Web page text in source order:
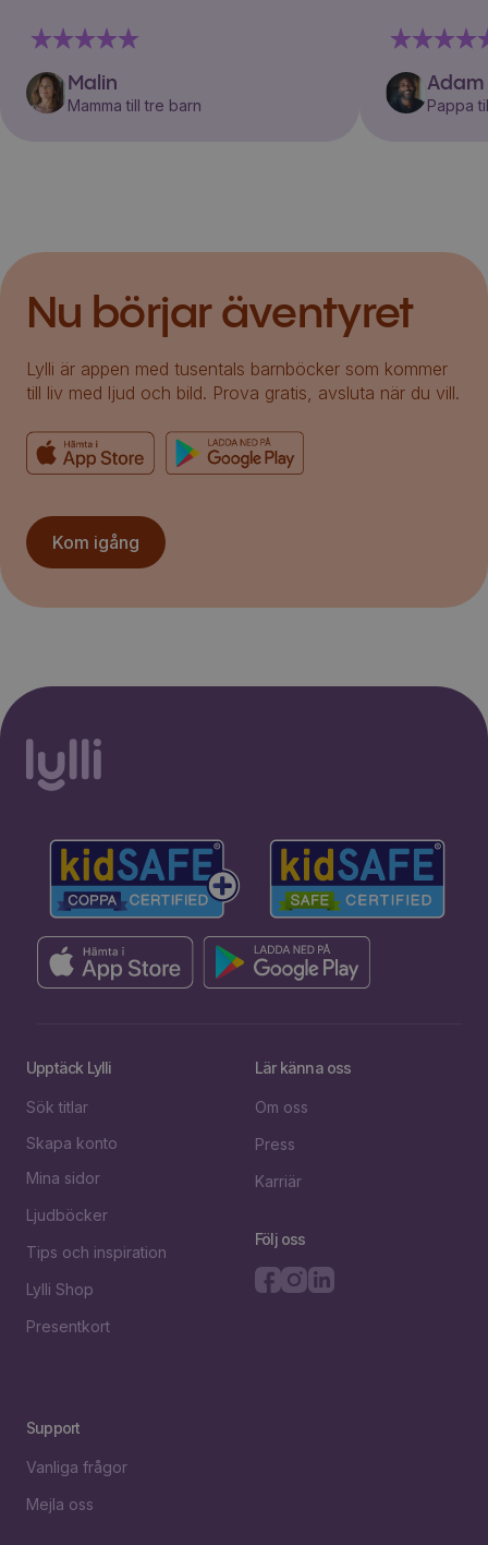
Malin
Mamma till tre barn
Adam
Pappa
Nu börjar äventyret
Lylli är appen med tusentals barnböcker som kommer
till liv med ljud och bild. Prova gratis, avsluta när du vill.
Kom igång
Upptäck Lylli
Sök titlar
Skapa konto
Mina sidor
Ljudböcker
Tips och inspiration
Lylli Shop
Presentkort
Lär känna oss
Om oss
Press
Karriär
Följ oss
Support
Vanliga frågor
Mejla oss